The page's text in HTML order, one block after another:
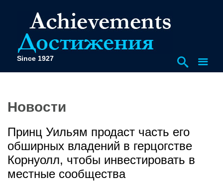
Since 1927
Новости
Принц Уильям продаст часть его
обширных владений в герцогстве
Корнуолл, чтобы инвестировать в
местные сообщества